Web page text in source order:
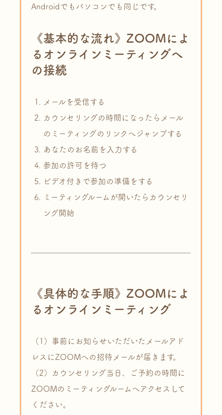
Androidでもパソコンでも同じです。
《基本的な流れ》ZOOMによ
るオンラインミーティングへ
の接続
メールを受信する
カウンセリングの時間になったらメール
のミーティングのリンクへジャンプする
あなたのお名前を入力する
参加の許可を待つ
ビデオ付きで参加の準備をする
ミーティングルームが開いたらカウンセリ
ング開始
《具体的な手順》ZOOMによ
るオンラインミーティング
（1）事前にお知らせいただいたメールアド
レスにZOOMへの招待メールが届きます。
（2）カウンセリング当日、ご予約の時間に
ZOOMのミーティングルームへアクセスして
ください。